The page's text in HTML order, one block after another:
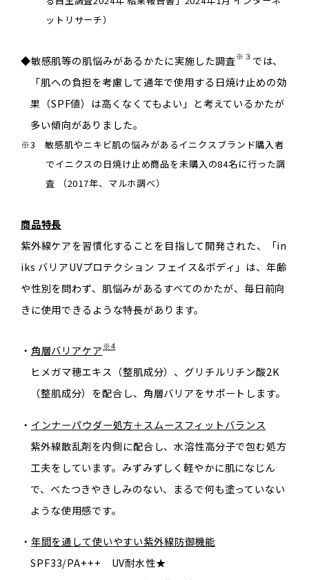
ットリサーチ）
◆敏感肌等の肌悩みがあるかたに実施した調査※３ では、
「肌への負担を考慮して通年で使用する日焼け止めの効
果（SPF値）は高くなくてもよい」と考えているかたが
多い傾向がありました。
※3 敏感肌やニキビ肌の悩みがあるイニクスブランド購入者
でイニクスの日焼け止め商品を未購入の84名に行った調
査 （2017年、マルホ調べ）
商品特長
紫外線ケアを習慣化することを目指して開発された、「in
iks バリアUVプロテクション フェイス&ボディ」は、年齢
や性別を問わず、肌悩みがあるすべてのかたが、毎日前向
きに使用できるような特長があります。
・ 角層バリアケア※4
ヒメガマ穂エキス（整肌成分）、グリチルリチン酸2K
（整肌成分）を配合し、角層バリアをサポートします。
・ インナーパウダー処方＋スムースフィットバランス
紫外線散乱剤を内側に配合し、水溶性高分子で包む処方
工夫をしています。みずみずしく軽やかに肌になじん
で、べたつきやきしみのない、まるで何も塗っていない
ような使用感です。
・ 年間を通して使いやすい紫外線防御機能
SPF33/PA+++ UV耐水性★